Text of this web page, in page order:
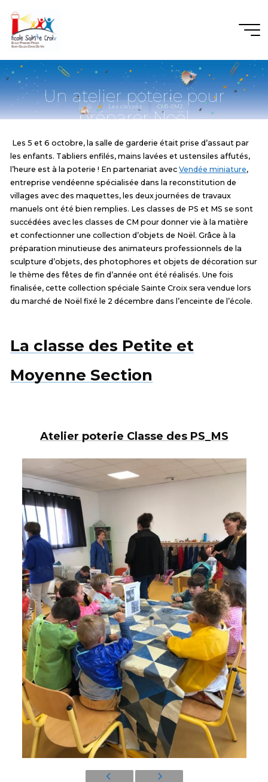
contenu
TPS-PS-MS
Un atelier poterie pour
préparer Noël
20 OCTOBRE 2023
AccueilLes classes CM1-CM2
Les 5 et 6 octobre, la salle de garderie était prise d’assaut par
les enfants. Tabliers enfilés, mains lavées et ustensiles affutés,
l’heure est à la poterie ! En partenariat avec Vendée miniature,
entreprise vendéenne spécialisée dans la reconstitution de
villages avec des maquettes, les deux journées de travaux
manuels ont été bien remplies. Les classes de PS et MS se sont
succédées avec les classes de CM pour donner vie à la matière
et confectionner une collection d’objets de Noël. Grâce à la
préparation minutieuse des animateurs professionnels de la
sculpture d’objets, des photophores et objets de décoration sur
le thème des fêtes de fin d’année ont été réalisés. Une fois
finalisée, cette collection spéciale Sainte Croix sera vendue lors
du marché de Noël fixé le 2 décembre dans l’enceinte de l’école.
La classe des Petite et
Moyenne Section
Atelier poterie Classe des PS_MS